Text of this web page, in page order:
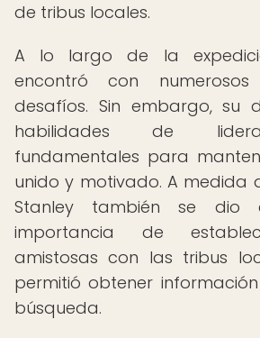
de tribus locales.
A lo largo de la
encontró con
desafíos. Sin embargo, su
habilidades de
fundamentales para
unido y motivado. A medida
Stanley también se dio
importancia de
amistosas con las tribus
permitió obtener
búsqueda.